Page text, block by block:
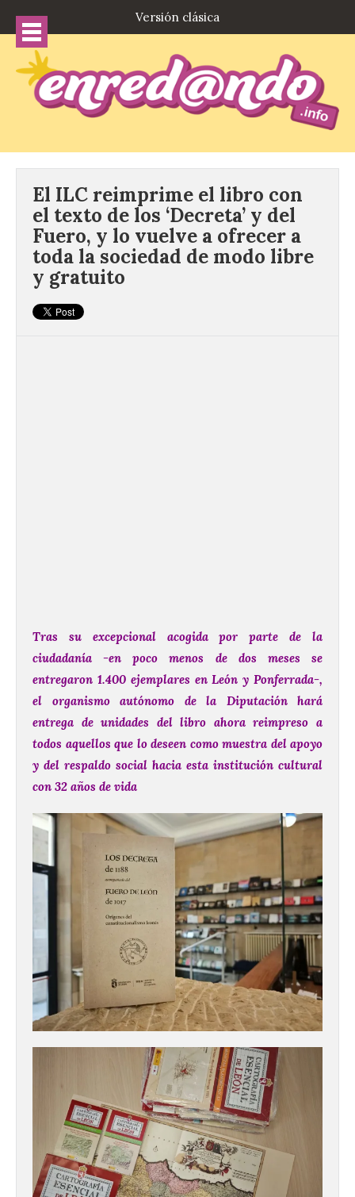
Versión clásica
El ILC reimprime el libro con
el texto de los ‘Decreta’ y del
Fuero, y lo vuelve a ofrecer a
toda la sociedad de modo libre
y gratuito
Tras su excepcional acogida por parte de la
ciudadanía -en poco menos de dos meses se
entregaron 1.400 ejemplares en León y Ponferrada-,
el organismo autónomo de la Diputación hará
entrega de unidades del libro ahora reimpreso a
todos aquellos que lo deseen como muestra del apoyo
y del respaldo social hacia esta institución cultural
con 32 años de vida